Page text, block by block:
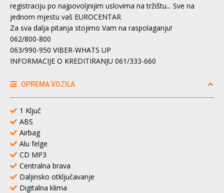
registraciju po najpovoljnijim uslovima na tržištu... Sve na
jednom mjestu vaš EUROCENTAR.
Za sva dalja pitanja stojimo Vam na raspolaganju!
062/800-800
063/990-950 VIBER-WHATS UP
INFORMACIJE O KREDITIRANJU 061/333-660
OPREMA VOZILA
1 Ključ
ABS
Airbag
Alu felge
CD MP3
Centralna brava
Daljinsko otključavanje
Digitalna klima